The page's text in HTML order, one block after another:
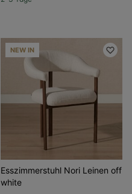
NEW IN
Esszimmerstuhl Nori Leinen off
white